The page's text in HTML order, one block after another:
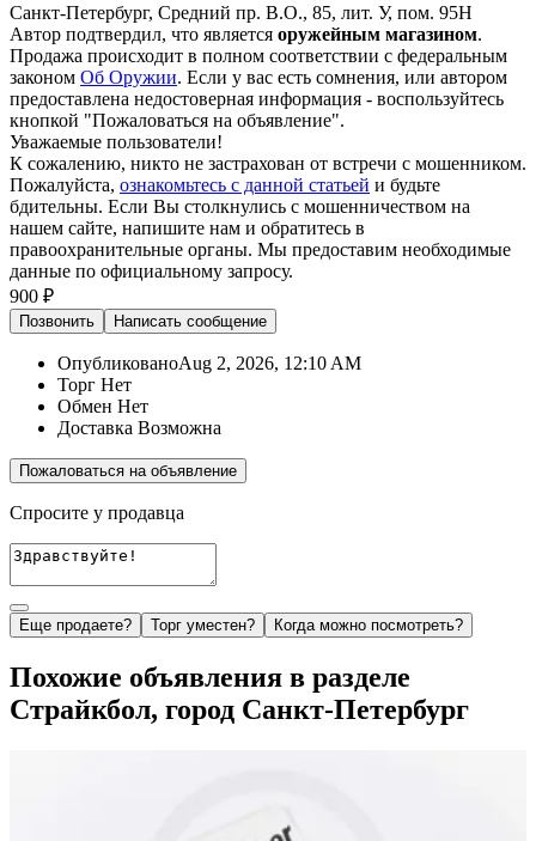
Санкт-Петербург, Средний пр. В.О., 85, лит. У, пом. 95Н
Автор подтвердил, что является оружейным магазином.
Продажа происходит в полном соответствии с федеральным
законом Об Оружии. Если у вас есть сомнения, или автором
предоставлена недостоверная информация - воспользуйтесь
кнопкой "Пожаловаться на объявление".
Уважаемые пользователи!
К сожалению, никто не застрахован от встречи с мошенником.
Пожалуйста, ознакомьтесь с данной статьей и будьте
бдительны. Если Вы столкнулись с мошенничеством на
нашем сайте, напишите нам и обратитесь в
правоохранительные органы. Мы предоставим необходимые
данные по официальному запросу.
900 ₽
Позвонить Написать сообщение
ОпубликованоAug 2, 2026, 12:10 AM
Торг Нет
Обмен Нет
Доставка Возможна
Пожаловаться на объявление
Спросите у продавца
Еще продаете? Торг уместен? Когда можно посмотреть?
Похожие объявления в разделе
Страйкбол, город Санкт-Петербург